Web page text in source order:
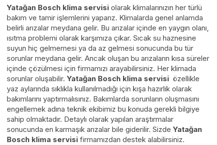
Yatağan Bosch klima servisi olarak klimalarınızın her türlü
bakım ve tamir işlemlerini yaparız. Klimalarda genel anlamda
belirli arızalar meydana gelir. Bu arızalar içinde en yaygın olanı,
ısıtma problemi olarak karşımıza çıkar. Sıcak su haznesine
suyun hiç gelmemesi ya da az gelmesi sonucunda bu tür
sorunlar meydana gelir. Ancak oluşan bu arızaların kısa süreler
içinde çözülmesi için firmamızı arayabilirsiniz. Her klimada
sorunlar oluşabilir. Yatağan Bosch klima servisi özellikle
yaz aylarında sıklıkla kullanılmadığı için kışa hazırlık olarak
bakımlarını yaptırmalısınız. Bakımlarda sorunların oluşmasını
engellemek adına teknik ekibimiz bu konuda gerekli bilgiye
sahip olmaktadır. Detaylı olarak yapılan araştırmalar
sonucunda en karmaşık arızalar bile giderilir. Sizde Yatağan
Bosch klima servisi firmamızdan destek alabilirsiniz.